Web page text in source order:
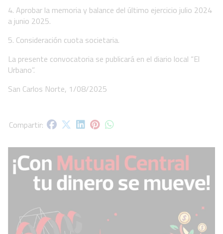
4. Aprobar la memoria y balance del último ejercicio julio 2024
a junio 2025.
5. Consideración cuota societaria.
La presente convocatoria se publicará en el diario local “El
Urbano”.
San Carlos Norte, 1/08/2025